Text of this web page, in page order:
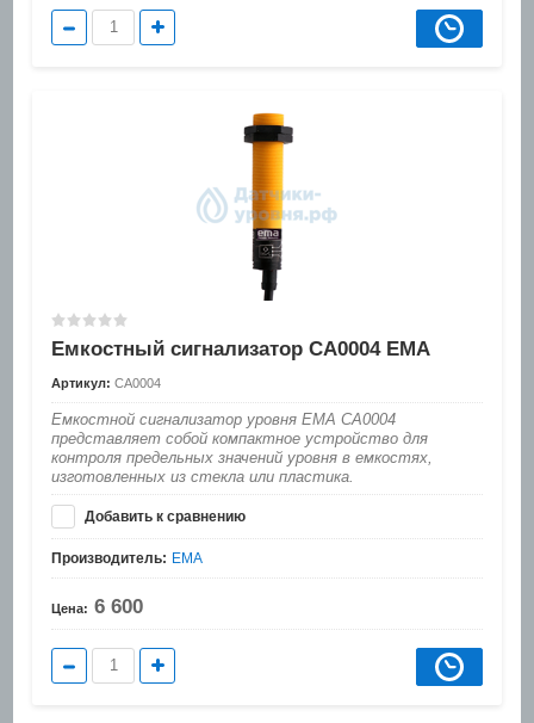
Емкостный сигнализатор CA0004 EMA
Артикул: CA0004
Емкостной сигнализатор уровня EMA CA0004
представляет собой компактное устройство для
контроля предельных значений уровня в емкостях,
изготовленных из стекла или пластика.
Добавить к сравнению
Производитель: EMA
Цена: 6 600